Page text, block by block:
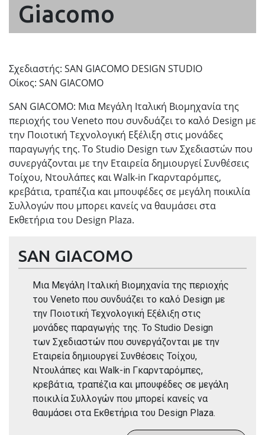
Giacomo
Σχεδιαστής: SAN GIACOMO DESIGN STUDIO
Οίκος: SAN GIACOMO
SAN GIACOMO: Μια Μεγάλη Ιταλική Βιομηχανία της
περιοχής του Veneto που συνδυάζει το καλό Design με
την Ποιοτική Τεχνολογική Εξέλιξη στις μονάδες
παραγωγής της. Το Studio Design των Σχεδιαστών που
συνεργάζονται με την Εταιρεία δημιουργεί Συνθέσεις
Τοίχου, Ντουλάπες και Walk-in Γκαρνταρόμπες,
κρεβάτια, τραπέζια και μπουφέδες σε μεγάλη ποικιλία
Συλλογών που μπορει κανείς να θαυμάσει στα
Εκθετήρια του Design Plaza.
SAN GIACOMO
Μια Μεγάλη Ιταλική Βιομηχανία της περιοχής
του Veneto που συνδυάζει το καλό Design με
την Ποιοτική Τεχνολογική Εξέλιξη στις
μονάδες παραγωγής της. Το Studio Design
των Σχεδιαστών που συνεργάζονται με την
Εταιρεία δημιουργεί Συνθέσεις Τοίχου,
Ντουλάπες και Walk-in Γκαρνταρόμπες,
κρεβάτια, τραπέζια και μπουφέδες σε μεγάλη
ποικιλία Συλλογών που μπορεί κανείς να
θαυμάσει στα Εκθετήρια του Design Plaza.